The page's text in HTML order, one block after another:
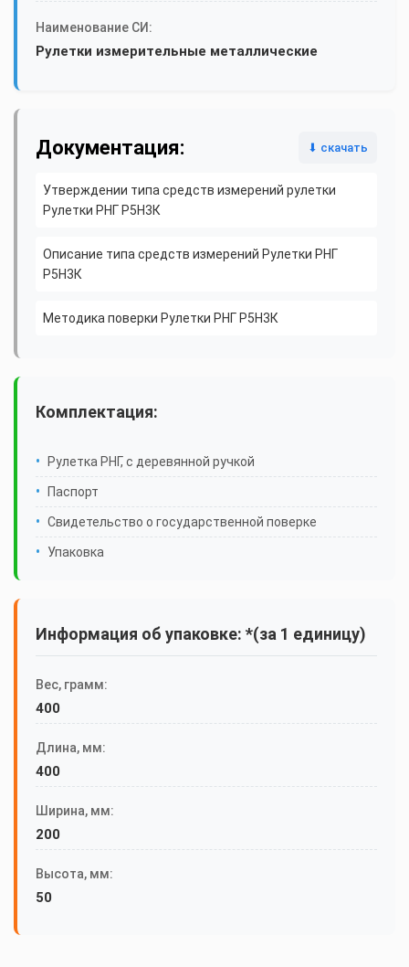
Наименование СИ:
Рулетки измерительные металлические
Документация: ⬇ скачать
Утверждении типа средств измерений рулетки
Рулетки РНГ Р5Н3К
Описание типа средств измерений Рулетки РНГ
Р5Н3К
Методика поверки Рулетки РНГ Р5Н3К
Комплектация:
Рулетка РНГ, с деревянной ручкой
Паспорт
Свидетельство о государственной поверке
Упаковка
Информация об упаковке: *(за 1 единицу)
Вес, грамм:
400
Длина, мм:
400
Ширина, мм:
200
Высота, мм:
50